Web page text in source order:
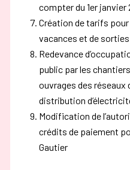
compter du 1er janvier
Création de tarifs pour
vacances et de
Redevance
public par les
ouvrages des
distribution
Modification de
crédits de paiement
Gautier